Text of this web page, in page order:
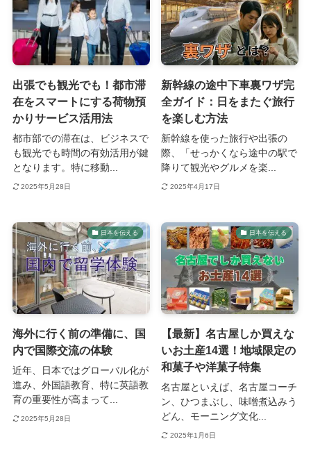
出張でも観光でも！都市滞
在をスマートにする荷物預
かりサービス活用法
都市部での滞在は、ビジネスで
も観光でも時間の有効活用が鍵
となります。特に移動...
2025年5月28日
新幹線の途中下車裏ワザ完
全ガイド：日をまたぐ旅行
を楽しむ方法
新幹線を使った旅行や出張の
際、「せっかくなら途中の駅で
降りて観光やグルメを楽...
2025年4月17日
日本を伝える
海外に行く前の準備に、国
内で国際交流の体験
近年、日本ではグローバル化が
進み、外国語教育、特に英語教
育の重要性が高まって...
2025年5月28日
日本を伝える
【最新】名古屋しか買えな
いお土産14選！地域限定の
和菓子や洋菓子特集
名古屋といえば、名古屋コーチ
ン、ひつまぶし、味噌煮込みう
どん、モーニング文化...
2025年1月6日